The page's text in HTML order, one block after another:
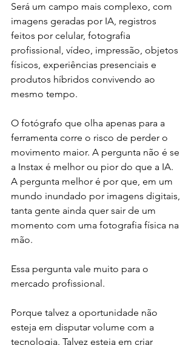
Será um campo mais complexo, com
imagens geradas por IA, registros
feitos por celular, fotografia
profissional, vídeo, impressão, objetos
físicos, experiências presenciais e
produtos híbridos convivendo ao
mesmo tempo.
O fotógrafo que olha apenas para a
ferramenta corre o risco de perder o
movimento maior. A pergunta não é se
a Instax é melhor ou pior do que a IA.
A pergunta melhor é por que, em um
mundo inundado por imagens digitais,
tanta gente ainda quer sair de um
momento com uma fotografia física na
mão.
Essa pergunta vale muito para o
mercado profissional.
Porque talvez a oportunidade não
esteja em disputar volume com a
tecnologia. Talvez esteja em criar